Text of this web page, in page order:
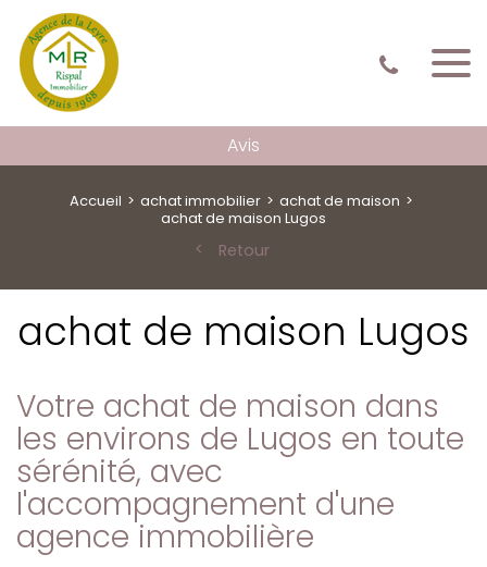
Avis
Accueil achat immobilier
achat de maison
achat de maison Lugos
Retour
achat de maison Lugos
Votre achat de maison dans
les environs de Lugos en toute
sérénité, avec
l'accompagnement d'une
agence immobilière